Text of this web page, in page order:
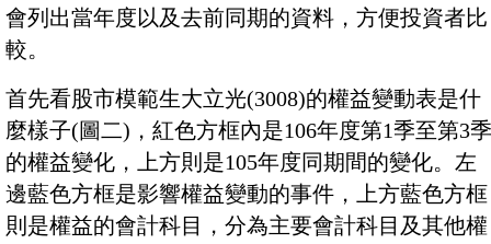
會列出當年度以及去前同期的資料，方便投資者比
較。
首先看股市模範生大立光(3008)的權益變動表是什
麼樣子(圖二)，紅色方框內是106年度第1季至第3季
的權益變化，上方則是105年度同期間的變化。左
邊藍色方框是影響權益變動的事件，上方藍色方框
則是權益的會計科目，分為主要會計科目及其他權